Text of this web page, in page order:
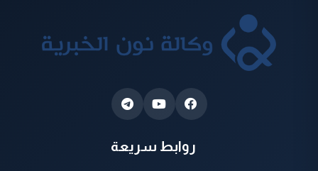
روابط سريعة